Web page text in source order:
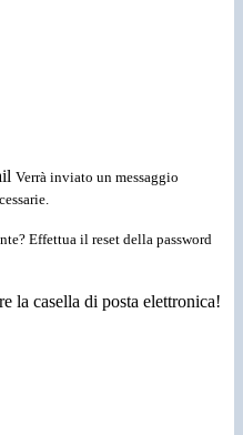
Verrà inviato un messaggio
Effettua il reset della password
la casella di posta elettronica!